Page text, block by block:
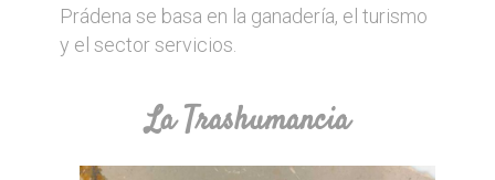
Prádena se basa en la ganadería, el turismo
y el sector servicios.
La Trashumancia